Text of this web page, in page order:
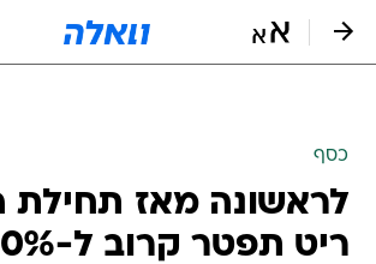
כסף
לראשונה מאז